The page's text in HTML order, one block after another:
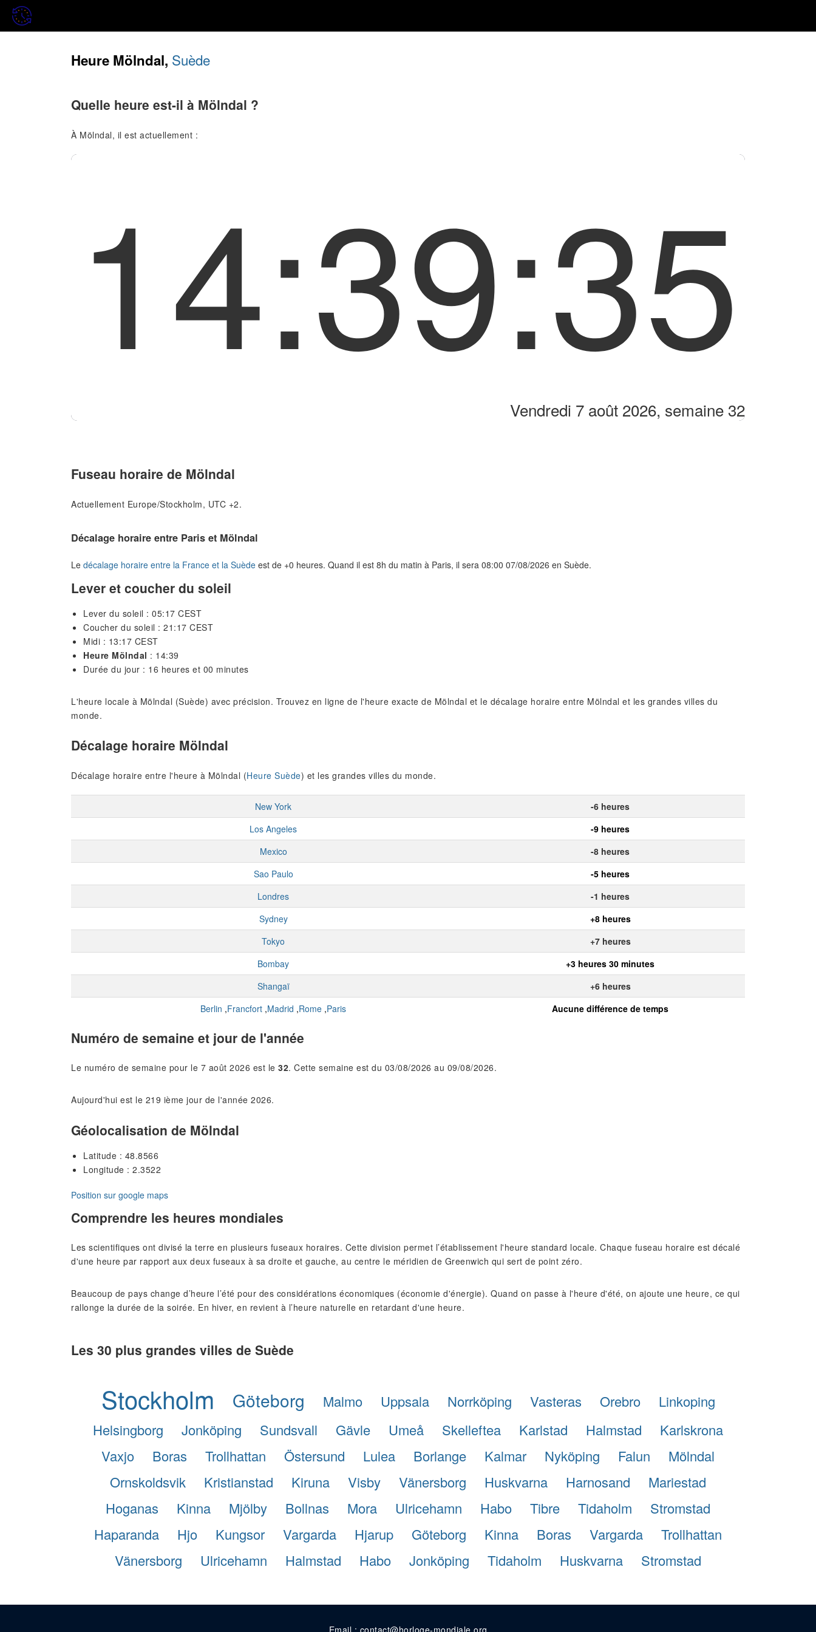
Heure Mölndal, Suède
Quelle heure est-il à Mölndal ?
À Mölndal, il est actuellement :
14:39:35
Vendredi 7 août 2026, semaine 32
Fuseau horaire de Mölndal
Actuellement Europe/Stockholm, UTC +2.
Décalage horaire entre Paris et Mölndal
Le décalage horaire entre la France et la Suède est de +0 heures. Quand il est 8h du matin à Paris, il sera 08:00 07/08/2026 en Suède.
Lever et coucher du soleil
Lever du soleil : 05:17 CEST
Coucher du soleil : 21:17 CEST
Midi : 13:17 CEST
Heure Mölndal : 14:39
Durée du jour : 16 heures et 00 minutes
L'heure locale à Mölndal (Suède) avec précision. Trouvez en ligne de l'heure exacte de Mölndal et le décalage horaire entre Mölndal et les grandes villes du
monde.
Décalage horaire Mölndal
Décalage horaire entre l'heure à Mölndal (Heure Suède) et les grandes villes du monde.
New York
-6 heures
Los Angeles
-9 heures
Mexico
-8 heures
Sao Paulo
-5 heures
Londres
-1 heures
Sydney
+8 heures
Tokyo
+7 heures
Bombay
+3 heures 30 minutes
Shangaï
+6 heures
Berlin ,Francfort ,Madrid ,Rome ,Paris Aucune différence de temps
Numéro de semaine et jour de l'année
Le numéro de semaine pour le 7 août 2026 est le 32. Cette semaine est du 03/08/2026 au 09/08/2026.
Aujourd'hui est le 219 ième jour de l'année 2026.
Géolocalisation de Mölndal
Latitude : 48.8566
Longitude : 2.3522
Position sur google maps
Comprendre les heures mondiales
Les scientifiques ont divisé la terre en plusieurs fuseaux horaires. Cette division permet l’établissement l'heure standard locale. Chaque fuseau horaire est décalé
d'une heure par rapport aux deux fuseaux à sa droite et gauche, au centre le méridien de Greenwich qui sert de point zéro.
Beaucoup de pays change d’heure l’été pour des considérations économiques (économie d'énergie). Quand on passe à l'heure d'été, on ajoute une heure, ce qui
rallonge la durée de la soirée. En hiver, en revient à l’heure naturelle en retardant d'une heure.
Les 30 plus grandes villes de Suède
Stockholm Göteborg Malmo Uppsala Norrköping Vasteras Orebro
Linkoping
Helsingborg
Jonköping Sundsvall Gävle Umeå Skelleftea Karlstad Halmstad
Karlskrona
Vaxjo
Boras Trollhattan Östersund Lulea Borlange Kalmar Nyköping Falun
Mölndal
Ornskoldsvik
Kristianstad Kiruna Visby Vänersborg Huskvarna Harnosand
Mariestad
Hoganas
Kinna Mjölby Bollnas Mora Ulricehamn Habo Tibre Tidaholm
Stromstad
Haparanda
Hjo Kungsor Vargarda Hjarup Göteborg Kinna Boras Vargarda
Trollhattan
Vänersborg
Ulricehamn Halmstad Habo Jonköping Tidaholm Huskvarna Stromstad
Email : contact@horloge-mondiale.org